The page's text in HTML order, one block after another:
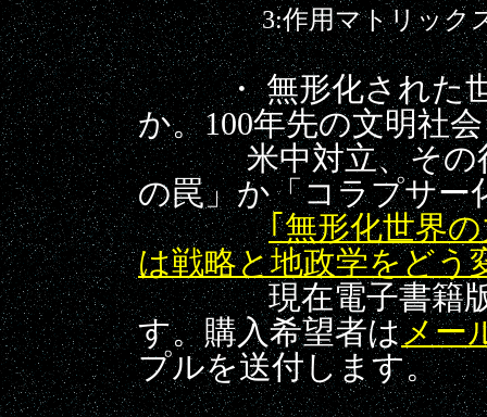
3:作用マトリックスに
・ 無形化された世
か。100年先の文明社
米中対立、その行
の罠」か「コラプサー
｢無形化世界
は戦略と地政学をどう
現在電子書籍版の
す。購入希望者はメー
プルを送付します。